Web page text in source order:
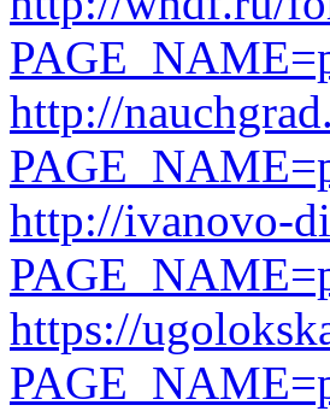
http://
http://ivanovo-
https://